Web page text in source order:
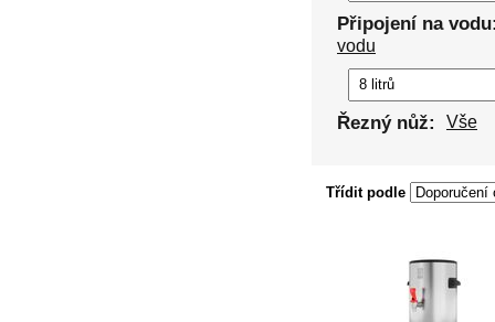
Připojení na
vodu
Řezný nůž: Vše
Třídit podle